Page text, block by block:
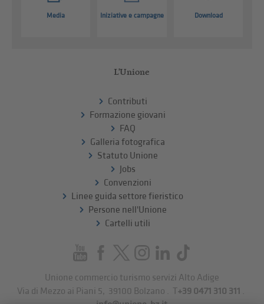
Media Iniziative e campagne Download
L'Unione
Contributi
Formazione giovani
FAQ
Galleria fotografica
Statuto Unione
Jobs
Convenzioni
Linee guida settore fieristico
Persone nell'Unione
Cartelli utili
Unione commercio turismo servizi Alto Adige
Via di Mezzo ai Piani 5
39100 Bolzano . T+39 0471 310 311 .